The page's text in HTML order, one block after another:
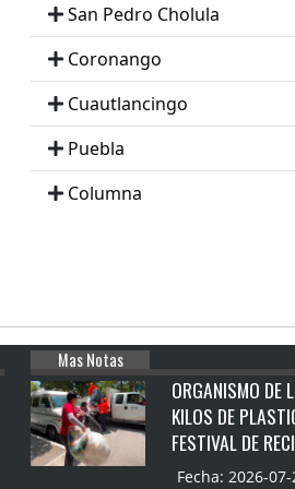
San Pedro Cholula
Coronango
Cuautlancingo
Puebla
Columna
Mas Notas
ORGANISMO DE
KILOS DE
FESTIVAL DE
Fecha: 2026-